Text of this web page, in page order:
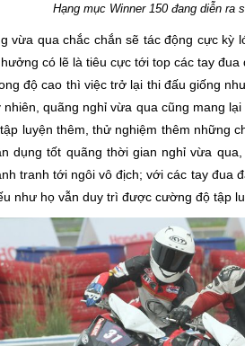
Hạng mục Winner 150 đang diễn ra
vừa qua chắc chắn sẽ tác động cực kỳ
có lẽ là tiêu cực tới top các tay
độ cao thì việc trở lại thi đấu giống
nhiên, quãng nghỉ vừa qua cũng mang
luyện thêm, thử nghiệm thêm những
dụng tốt quãng thời gian nghỉ vừa
tranh tới ngôi vô địch; với các tay đua
như họ vẫn duy trì được cường độ tập